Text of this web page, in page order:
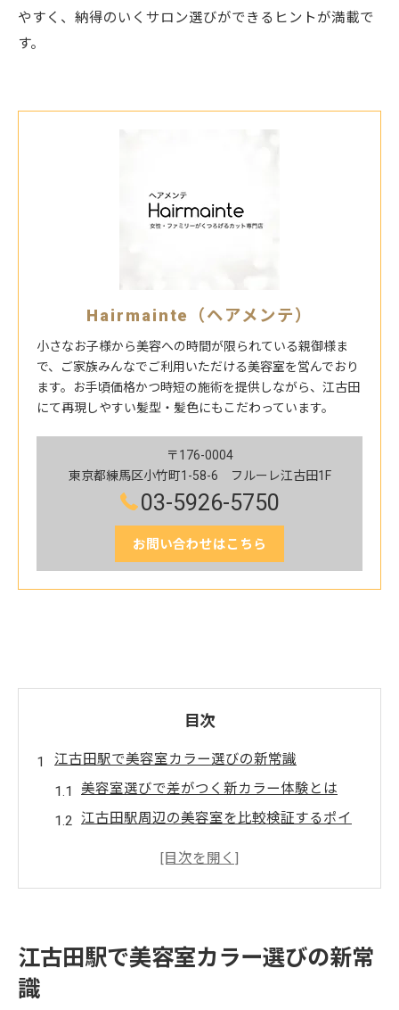
やすく、納得のいくサロン選びができるヒントが満載で
す。
Hairmainte（ヘアメンテ）
小さなお子様から美容への時間が限られている親御様ま
で、ご家族みんなでご利用いただける美容室を営んでおり
ます。お手頃価格かつ時短の施術を提供しながら、江古田
にて再現しやすい髪型・髪色にもこだわっています。
〒176-0004
東京都練馬区小竹町1-58-6 フルーレ江古田1F
03-5926-5750
お問い合わせはこちら
目次
江古田駅で美容室カラー選びの新常識
美容室選びで差がつく新カラー体験とは
江古田駅周辺の美容室を比較検証するポイ
口コミで話題の美容室カラーの選び方ガイ
江古田駅で美容室カラー選びの新常
識